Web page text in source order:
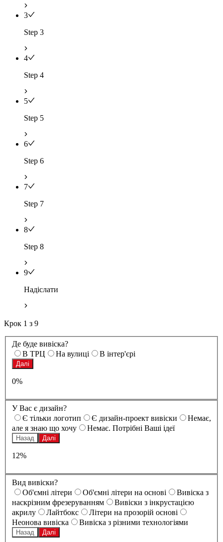
3
Step 3
4
Step 4
5
Step 5
6
Step 6
7
Step 7
8
Step 8
9
Надіслати
Крок 1 з 9
Де буде вивіска?
В ТРЦ
На вулиці В інтер'єрі
Далі
0%
У Вас є дизайн?
Є тільки логотип
Є дизайн-проект вивіски
Немає,
але я знаю що хочу
Немає. Потрібні Ваші ідеї
Назад Далі
12%
Вид вивіски?
Oб'ємні літери
Oб'ємні літери на основі
Вивіска з
наскрізним фрезеруванням
Вивіски з інкрустацією
акрилу
Лайтбокс
Літери на прозорій основі
Неонова вивіска
Вивіска з різними технологіями
Назад Далі